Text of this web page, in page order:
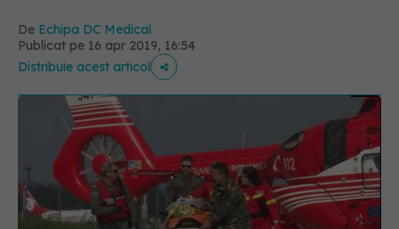
De Echipa DC Medical
Publicat pe 16 apr 2019, 16:54
Distribuie acest articol